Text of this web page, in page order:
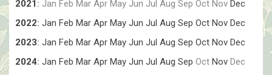
2021 : Jan Feb Mar Apr May Jun Jul Aug Sep Oct Nov Dec
2022: Jan Feb Mar Apr May Jun Jul Aug Sep Oct Nov Dec
2023: Jan Feb Mar Apr May Jun Jul Aug Sep Oct Nov Dec
2024: Jan Feb Mar Apr May Jun Jul Aug Sep Oct Nov Dec